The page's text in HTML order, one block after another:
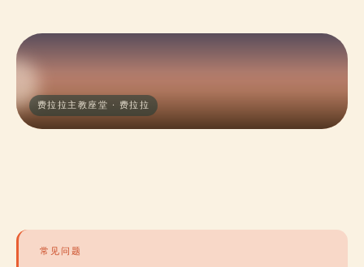
费拉拉主教座堂 · 费拉拉
常见问题